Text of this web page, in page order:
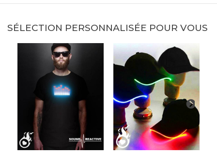
SÉLECTION PERSONNALISÉE POUR VOUS